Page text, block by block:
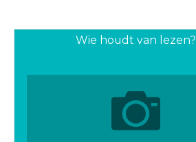
Wie houdt van lezen?